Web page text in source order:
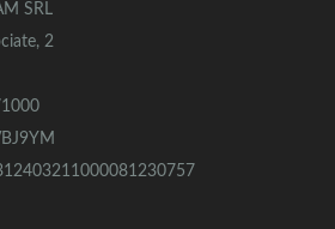
SRL
2